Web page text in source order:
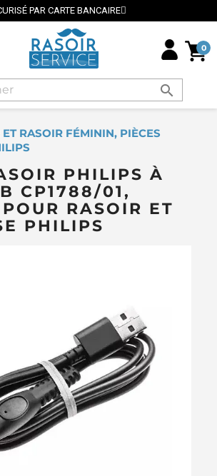
⭐ LIVRAISON GRATUITE EN
0
search
RASOIR FÉMININ, PIÈCES
PHILIPS À
CP1788/01,
RASOIR ET
PHILIPS